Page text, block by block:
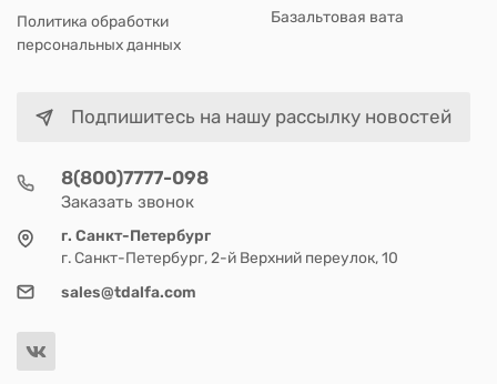
Политика обработки
персональных данных
Базальтовая вата
Подпишитесь на нашу рассылку новостей
8(800)7777-098
Заказать звонок
г. Санкт-Петербург
г. Санкт-Петербург, 2-й Верхний переулок, 10
sales@tdalfa.com